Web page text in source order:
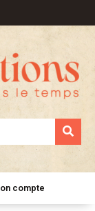
compte